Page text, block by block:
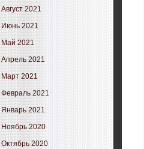
Август 2021
Июнь 2021
Май 2021
Апрель 2021
Март 2021
Февраль 2021
Январь 2021
Ноябрь 2020
Октябрь 2020